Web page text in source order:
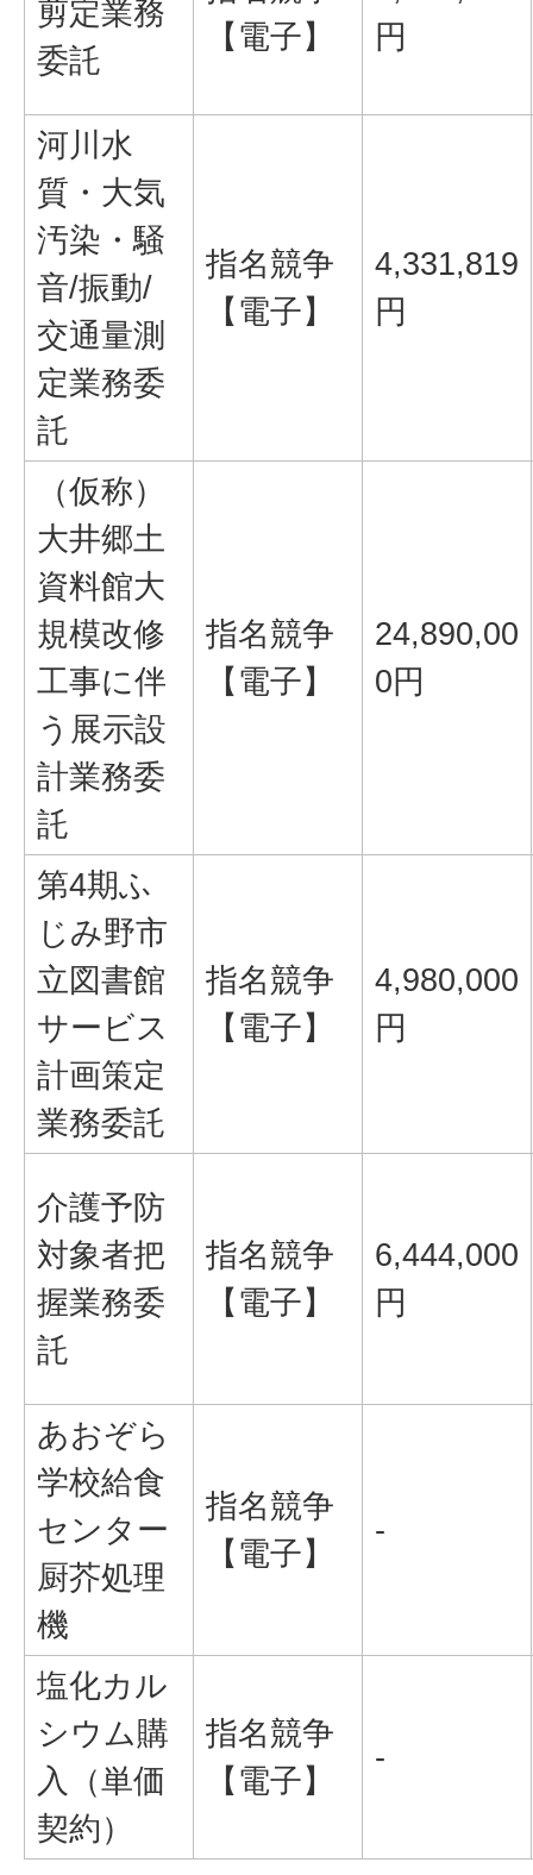
剪定業務
委託
【電子】
円
河川水
質・大気
汚染・騒
音/振動/
交通量測
定業務委
託
指名競争
【電子】
4,331,819
円
（仮称）
大井郷土
資料館大
規模改修
工事に伴
う展示設
計業務委
託
指名競争
【電子】
24,890,00
0円
第4期ふ
じみ野市
立図書館
サービス
計画策定
業務委託
指名競争
【電子】
4,980,000
円
介護予防
対象者把
握業務委
託
指名競争
【電子】
6,444,000
円
あおぞら
学校給食
センター
厨芥処理
機
指名競争
【電子】
-
塩化カル
シウム購
入（単価
契約）
指名競争
【電子】
-